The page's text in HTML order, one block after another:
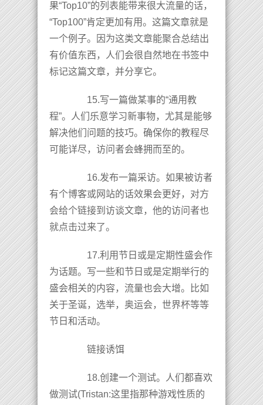
果“Top10”的列表能带来很大流量的话，
“Top100”肯定更加有用。这篇文章就是
一个例子。因为这类文章能聚合总结出
有价值东西，人们会很自然地在书签中
标记这篇文章，并分享它。
15.写一篇做某事的“通用教
程”。人们乐意学习新事物，尤其是能够
解决他们问题的技巧。确保你的教程尽
可能详尽，访问者会蜂拥而至的。
16.发布一篇采访。如果被访者
有个博客或网站的话效果会更好，对方
会给个链接到访谈文章，他的访问者也
就点击过来了。
17.利用节日或是定期性盛会作
为话题。写一些和节日或是定期举行的
盛会相关的内容，流量也会大增。比如
关于圣诞，选举，奥运会，世界杯等等
节日和活动。
链接诱饵
18.创建一个测试。人们都喜欢
做测试(Tristan:这里指那种游戏性质的